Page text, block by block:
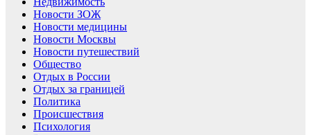
Новости ЗОЖ
Новости медицины
Новости Москвы
Новости путешествий
Общество
Отдых в России
Отдых за границей
Политика
Происшествия
Психология